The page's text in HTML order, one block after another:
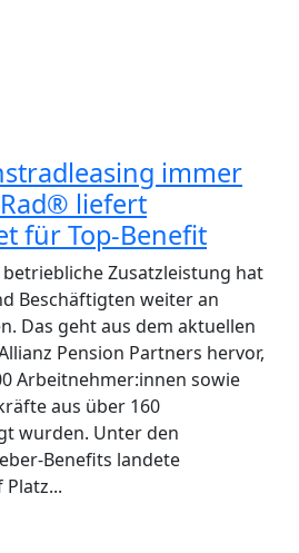
immer
liefert
für Top-Benefit
Zusatzleistung hat
Beschäftigten weiter an
Das geht aus dem aktuellen
Pension Partners hervor,
Arbeitnehmer:innen sowie
aus über 160
wurden. Unter den
Benefits landete